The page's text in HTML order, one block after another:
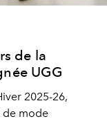
de la
UGG
2025-26,
de mode